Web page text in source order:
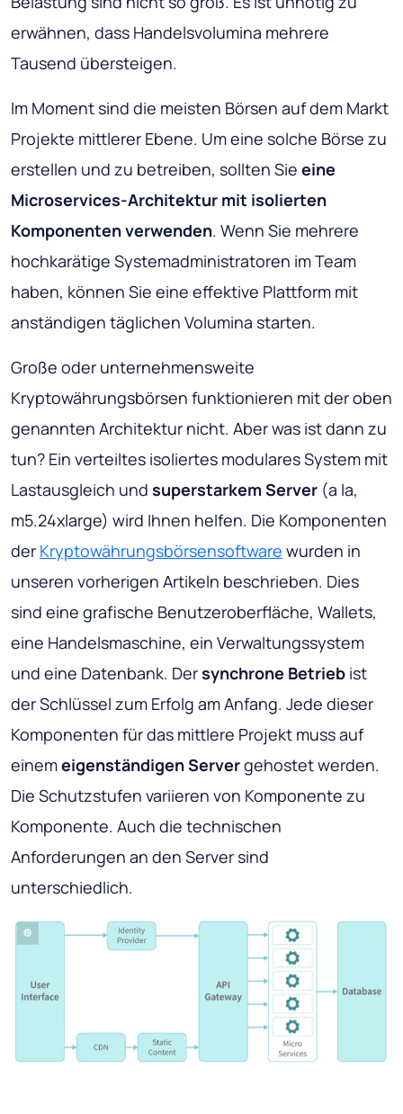
erwähnen, dass Handelsvolumina mehrere
Tausend übersteigen.
Im Moment sind die meisten Börsen auf dem Markt
Projekte mittlerer Ebene. Um eine solche Börse zu
erstellen und zu betreiben, sollten Sie eine
Microservices-Architektur mit isolierten
Komponenten verwenden. Wenn Sie mehrere
hochkarätige Systemadministratoren im Team
haben, können Sie eine effektive Plattform mit
anständigen täglichen Volumina starten.
Große oder unternehmensweite
Kryptowährungsbörsen funktionieren mit der oben
genannten Architektur nicht. Aber was ist dann zu
tun? Ein verteiltes isoliertes modulares System mit
Lastausgleich und superstarkem Server (a la,
m5.24xlarge) wird Ihnen helfen. Die Komponenten
der Kryptowährungsbörsensoftware wurden in
unseren vorherigen Artikeln beschrieben. Dies
sind eine grafische Benutzeroberfläche, Wallets,
eine Handelsmaschine, ein Verwaltungssystem
und eine Datenbank. Dersynchrone Betrieb ist
der Schlüssel zum Erfolg am Anfang. Jede dieser
Komponenten für das mittlere Projekt muss auf
einemeigenständigen Servergehostet werden.
Die Schutzstufen variieren von Komponente zu
Komponente. Auch die technischen
Anforderungen an den Server sind
unterschiedlich.